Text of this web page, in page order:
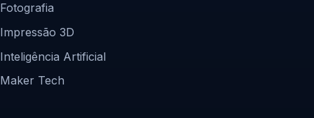
Fotografia
Impressão 3D
Inteligência Artificial
Maker Tech